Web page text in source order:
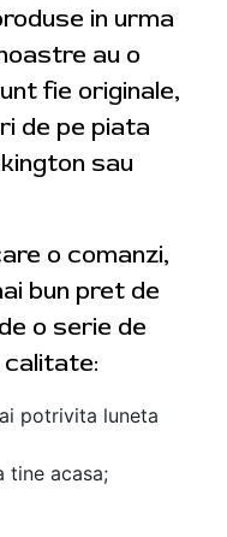
in urma
au o
fie originale,
de pe piata
sau
o comanzi,
bun pret de
o serie de
calitate:
potrivita luneta
tine acasa;